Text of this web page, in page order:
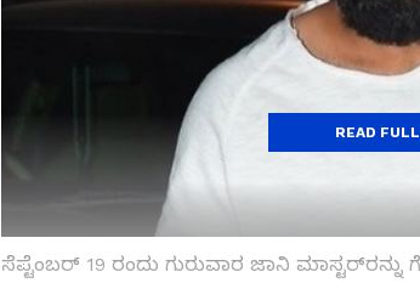
ಸೆಪ್ಟೆಂಬರ್ 19 ರಂದು ಗುರುವಾರ ಜಾನಿ
READ